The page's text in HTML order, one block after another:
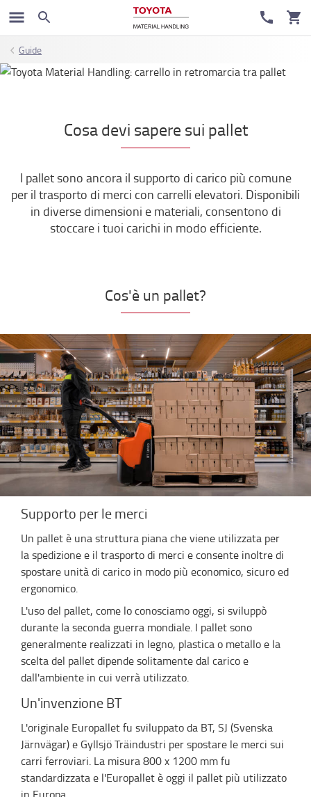
Guide
Cosa devi sapere sui pallet
I pallet sono ancora il supporto di carico più comune
per il trasporto di merci con carrelli elevatori. Disponibili
in diverse dimensioni e materiali, consentono di
stoccare i tuoi carichi in modo efficiente.
Cos'è un pallet?
Supporto per le merci
Un pallet è una struttura piana che viene utilizzata per
la spedizione e il trasporto di merci e consente inoltre di
spostare unità di carico in modo più economico, sicuro ed
ergonomico.
L'uso del pallet, come lo conosciamo oggi, si sviluppò
durante la seconda guerra mondiale. I pallet sono
generalmente realizzati in legno, plastica o metallo e la
scelta del pallet dipende solitamente dal carico e
dall'ambiente in cui verrà utilizzato.
Un'invenzione BT
L'originale Europallet fu sviluppato da BT, SJ (Svenska
Järnvägar) e Gyllsjö Träindustri per spostare le merci sui
carri ferroviari. La misura 800 x 1200 mm fu
standardizzata e l'Europallet è oggi il pallet più utilizzato